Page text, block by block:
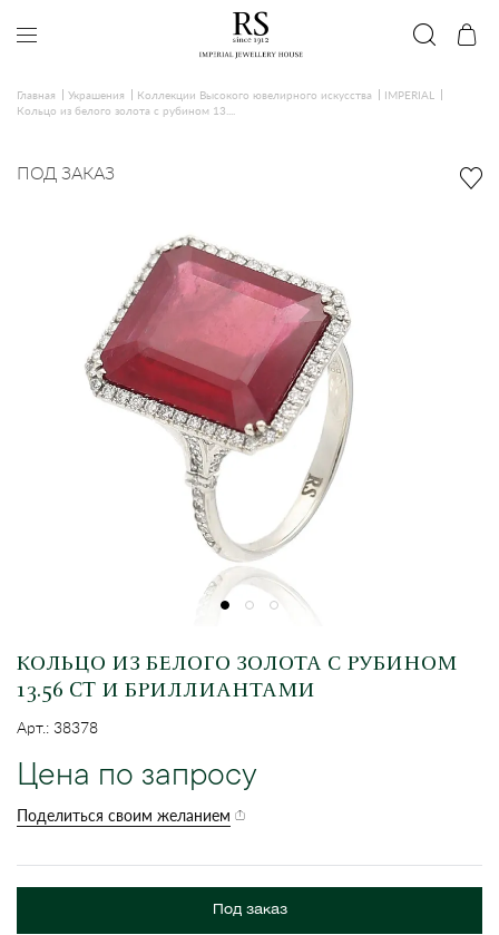
Главная Украшения Коллекции Высокого ювелирного искусства
IMPERIAL
Кольцо из белого золота с рубином 13....
ПОД ЗАКАЗ
КОЛЬЦО ИЗ БЕЛОГО ЗОЛОТА С РУБИНОМ
13.56 CT И БРИЛЛИАНТАМИ
Арт.: 38378
Цена по запросу
Поделиться своим желанием
Под заказ